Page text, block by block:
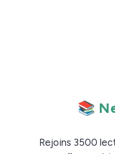
autour du
une nouveauté pour
et lutter contre